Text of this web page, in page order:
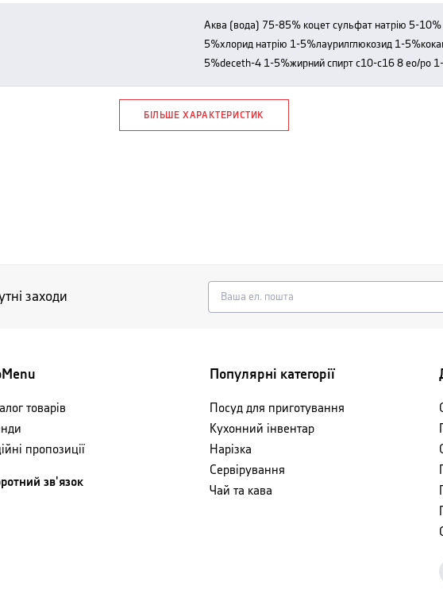
аква (вода) 75-85% коцет сульфат натрію 5-10% калійний кокоат 1-
5%хлорид натрію 1-5%лаурилглюкозид 1-
5%deceth-4 1-5%жирний спирт c10-c16 8 eo/po
БІЛЬШЕ ХАРАКТЕРИСТИК
заходи
товарів
пропозиції
зв'язок
Популярні категорії
Посуд для приготування
Кухонний інвентар
Нарізка
Сервірування
Чай та кава